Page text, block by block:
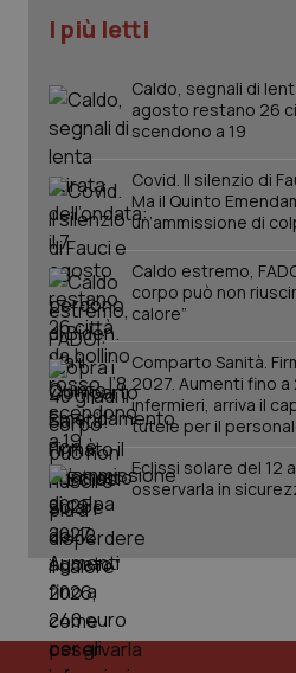
I più letti
Caldo, segnali di
agosto restano 26
scendono a 19
Covid. Il silenzio di
Ma il Quinto
un’ammissione di
Caldo estremo,
corpo può non
calore”
Comparto Sanità.
2027. Aumenti fino
infermieri, arriva il
tutele per il
Eclissi solare del 12
osservarla in
tracking-sites-ironfish-
tracking-enable
tracking-sites-ironfish-
session-id
_ga